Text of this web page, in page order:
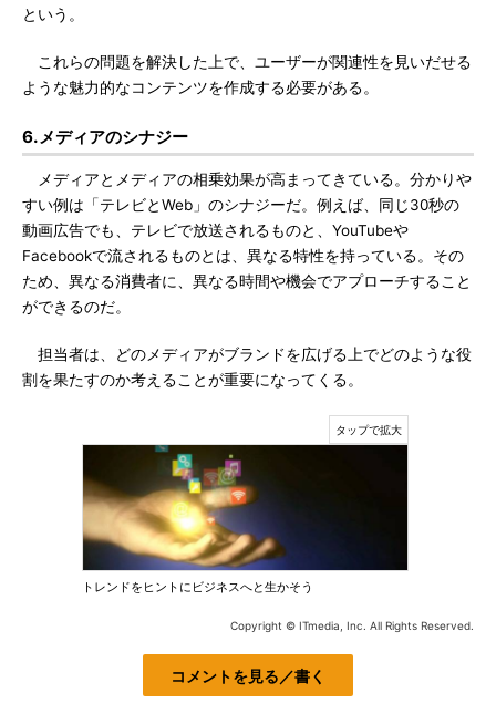
という。
これらの問題を解決した上で、ユーザーが関連性を見いだせる
ような魅力的なコンテンツを作成する必要がある。
6.メディアのシナジー
メディアとメディアの相乗効果が高まってきている。分かりや
すい例は「テレビとWeb」のシナジーだ。例えば、同じ30秒の
動画広告でも、テレビで放送されるものと、YouTubeや
Facebookで流されるものとは、異なる特性を持っている。その
ため、異なる消費者に、異なる時間や機会でアプローチすること
ができるのだ。
担当者は、どのメディアがブランドを広げる上でどのような役
割を果たすのか考えることが重要になってくる。
トレンドをヒントにビジネスへと生かそう
Copyright © ITmedia, Inc. All Rights Reserved.
コメントを見る／書く